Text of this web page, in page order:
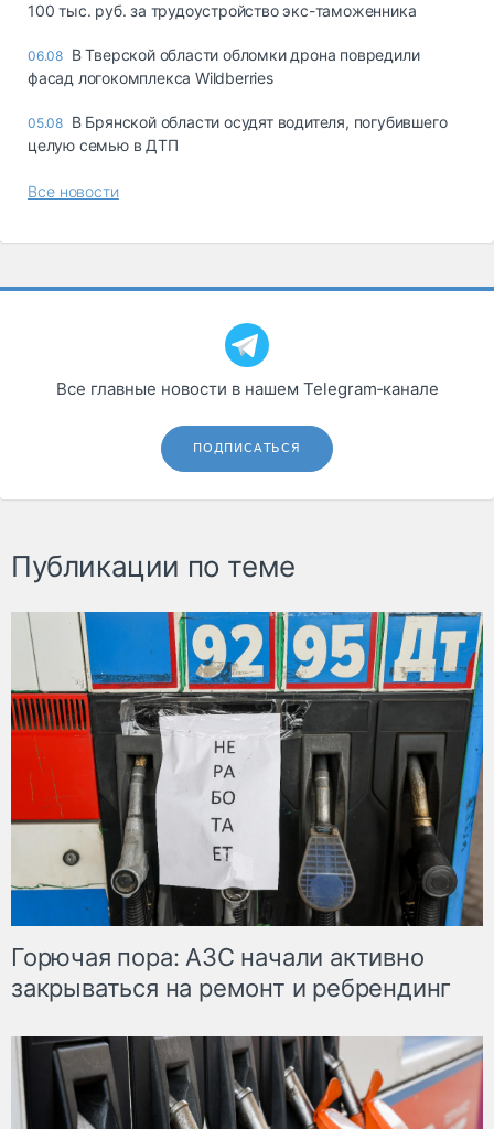
100 тыс. руб. за трудоустройство экс-таможенника
06.08 В Тверской области обломки дрона повредили
фасад логокомплекса Wildberries
05.08 В Брянской области осудят водителя, погубившего
целую семью в ДТП
Все новости
Все главные новости в нашем Telegram‑канале
ПОДПИСАТЬСЯ
Публикации по теме
Горючая пора: АЗС начали активно
закрываться на ремонт и ребрендинг